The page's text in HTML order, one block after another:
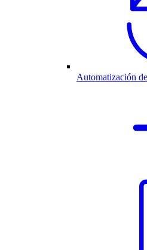
Automatización